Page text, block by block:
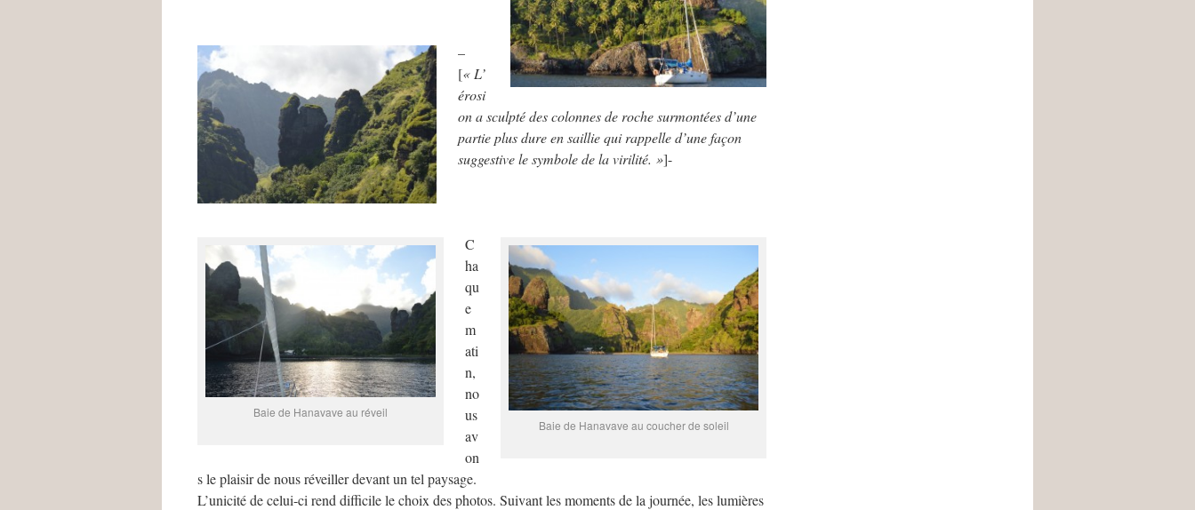
–
[« L’
érosi
on a sculpté des colonnes de roche surmontées d’une
partie plus dure en saillie qui rappelle d’une façon
suggestive le symbole de la virilité. »]-
Baie de Hanavave au coucher de soleil
Baie de Hanavave au réveil
C
ha
qu
e
m
ati
n,
no
us
av
on
s le plaisir de nous réveiller devant un tel paysage.
L’unicité de celui-ci rend difficile le choix des photos. Suivant les moments de la journée, les lumières